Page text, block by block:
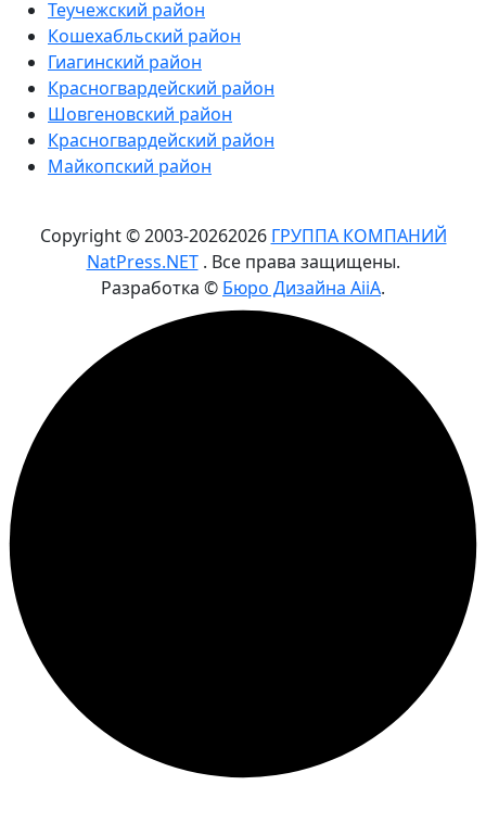
Теучежский район
Кошехабльский район
Гиагинский район
Красногвардейский район
Шовгеновский район
Красногвардейский район
Майкопский район
Copyright © 2003-20262026 ГРУППА КОМПАНИЙ
NatPress.NET. Все права защищены.
Разработка © Бюро Дизайна AiiA.